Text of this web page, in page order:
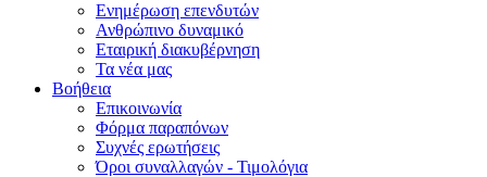
Ενημέρωση επενδυτών
Ανθρώπινο δυναμικό
Εταιρική διακυβέρνηση
Τα νέα μας
Βοήθεια
Επικοινωνία
Φόρμα παραπόνων
Συχνές ερωτήσεις
Όροι συναλλαγών - Τιμολόγια